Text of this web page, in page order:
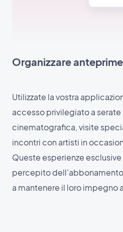
Organizzare
Utilizzate la vostra
accesso privilegiato a
cinematografica, visite
incontri con artisti in
Queste esperienze esclusive
percepito
a mantenere il loro impegno